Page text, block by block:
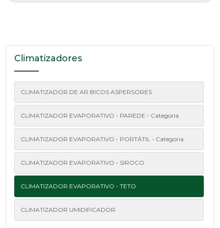
Climatizadores
CLIMATIZADOR DE AR BICOS ASPERSORES
CLIMATIZADOR EVAPORATIVO - PAREDE - Categoria
CLIMATIZADOR EVAPORATIVO - PORTÁTIL - Categoria
CLIMATIZADOR EVAPORATIVO - SIROCO
CLIMATIZADOR EVAPORATIVO - TETO
CLIMATIZADOR UMIDIFICADOR